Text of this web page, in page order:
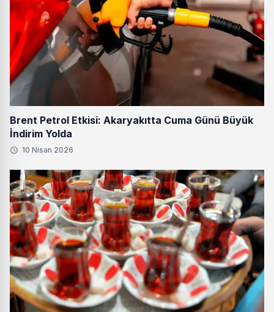
Brent Petrol Etkisi: Akaryakıtta Cuma Günü Büyük
İndirim Yolda
10 Nisan 2026